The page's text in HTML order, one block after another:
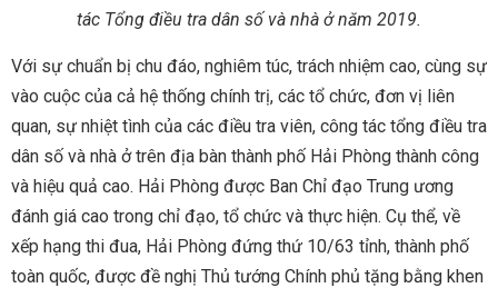
tác Tổng điều tra dân số và nhà ở năm 2019.
Với sự chuẩn bị chu đáo, nghiêm túc, trách nhiệm cao, cùng sự
vào cuộc của cả hệ thống chính trị, các tổ chức, đơn vị liên
quan, sự nhiệt tình của các điều tra viên, công tác tổng điều tra
dân số và nhà ở trên địa bàn thành phố Hải Phòng thành công
và hiệu quả cao. Hải Phòng được Ban Chỉ đạo Trung ương
đánh giá cao trong chỉ đạo, tổ chức và thực hiện. Cụ thể, về
xếp hạng thi đua, Hải Phòng đứng thứ 10/63 tỉnh, thành phố
toàn quốc, được đề nghị Thủ tướng Chính phủ tặng bằng khen